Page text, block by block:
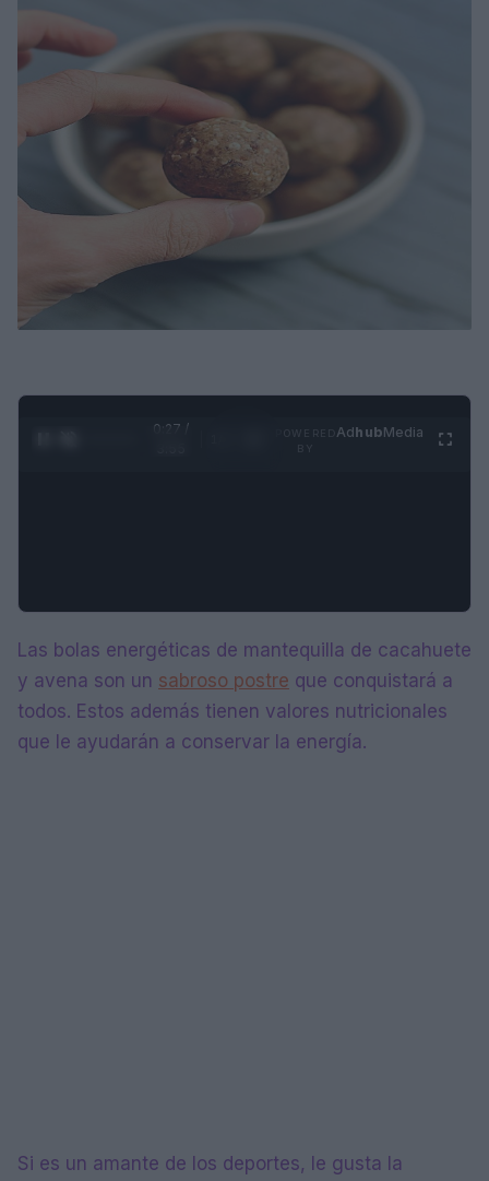
0:28 /
AdhubMedia
Las bolas energéticas de mantequilla de cacahuete
y avena son un sabroso postre que conquistará a
todos. Estos además tienen valores nutricionales
que le ayudarán a conservar la energía.
Si es un amante de los deportes, le gusta la